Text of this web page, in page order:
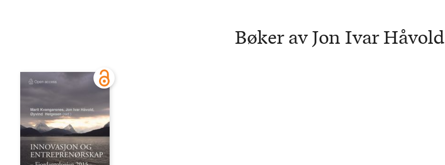
Bøker av Jon Ivar Håvold